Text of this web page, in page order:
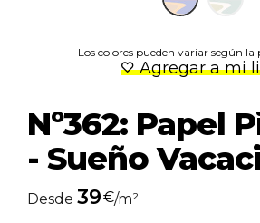
Los colores pueden variar según la
Agregar a mi
Nº362: Papel
- Sueño
Desde 39€/m²